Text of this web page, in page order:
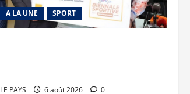
A LA UNE SPORT
LE PAYS 6 août 2026 0